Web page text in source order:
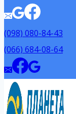
(098) 080-84-43
(066) 684-08-64